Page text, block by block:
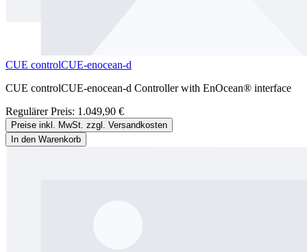
CUE controlCUE-enocean-d
CUE controlCUE-enocean-d Controller with EnOcean® interface
Regulärer Preis: 1.049,90 €
Preise inkl. MwSt. zzgl. Versandkosten
In den Warenkorb